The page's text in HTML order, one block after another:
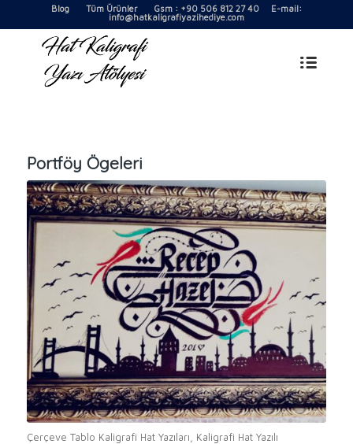
Blog Tüm ÜrünlerGsm : +90 506 812 27 40 E-mail:
info@hatkaligrafiyazihediye.com
Portföy Ögeleri
Çerçeve Tablo Kaligrafi Hat Yazıları
Kaligrafi Hat Yazılı